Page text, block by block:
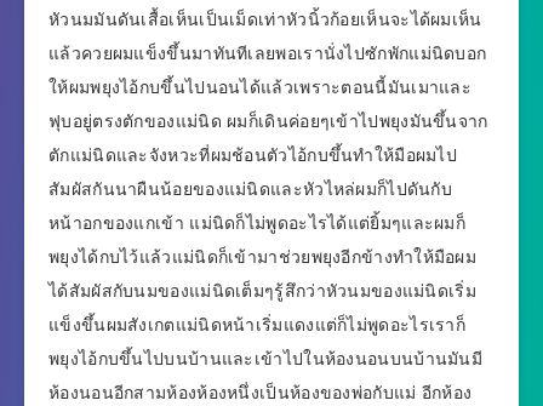
หัวนมมันดันเสื้อเห็นเป็นเม็ดเท่าหัวนิ้วก้อยเห็นจะได้ผมเห็น
แล้วควยผมแข็งขึ้นมาทันทีเลยพอเรานั่งไปซักพักแม่นิดบอก
ให้ผมพยุงไอ้กบขึ้นไปนอนได้แล้วเพราะตอนนี้มันเมาและ
ฟุบอยู่ตรงตักของแม่นิด ผมก็เดินค่อยๆเข้าไปพยุงมันขึ้นจาก
ตักแม่นิดและจังหวะที่ผมช้อนตัวไอ้กบขึ้นทำให้มือผมไป
สัมผัสกันนาผืนน้อยของแม่นิดและหัวไหล่ผมก็ไปดันกับ
หน้าอกของแกเข้า แม่นิดก็ไม่พูดอะไรได้แต่ยิ้มๆและผมก็
พยุงได้กบไว้แล้วแม่นิดก็เข้ามาช่วยพยุงอีกข้างทำให้มือผม
ได้สัมผัสกับนมของแม่นิดเต็มๆรู้สึกว่าหัวนมของแม่นิดเริ่ม
แข็งขึ้นผมสังเกตแม่นิดหน้าเริ่มแดงแต่ก็ไม่พูดอะไรเราก็
พยุงไอ้กบขึ้นไปบนบ้านและเข้าไปในห้องนอนบนบ้านมันมี
ห้องนอนอีกสามห้องห้องหนึ่งเป็นห้องของพ่อกับแม่ อีกห้อง